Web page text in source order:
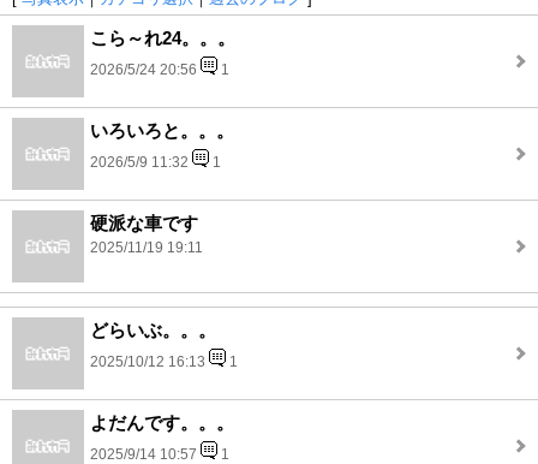
こら～れ24。。。
2026/5/24 20:56 1
いろいろと。。。
2026/5/9 11:32 1
硬派な車です
2025/11/19 19:11
どらいぶ。。。
2025/10/12 16:13 1
よだんです。。。
2025/9/14 10:57 1